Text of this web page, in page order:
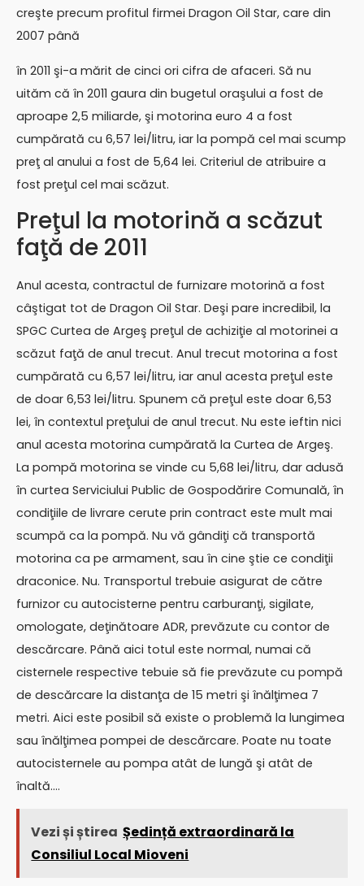
creşte precum profitul firmei Dragon Oil Star, care din
2007 până
în 2011 şi-a mărit de cinci ori cifra de afaceri. Să nu
uităm că în 2011 gaura din bugetul oraşului a fost de
aproape 2,5 miliarde, şi motorina euro 4 a fost
cumpărată cu 6,57 lei/litru, iar la pompă cel mai scump
preţ al anului a fost de 5,64 lei. Criteriul de atribuire a
fost preţul cel mai scăzut.
Preţul la motorină a scăzut
faţă de 2011
Anul acesta, contractul de furnizare motorină a fost
câştigat tot de Dragon Oil Star. Deşi pare incredibil, la
SPGC Curtea de Argeş preţul de achiziţie al motorinei a
scăzut faţă de anul trecut. Anul trecut motorina a fost
cumpărată cu 6,57 lei/litru, iar anul acesta preţul este
de doar 6,53 lei/litru. Spunem că preţul este doar 6,53
lei, în contextul preţului de anul trecut. Nu este ieftin nici
anul acesta motorina cumpărată la Curtea de Argeş.
La pompă motorina se vinde cu 5,68 lei/litru, dar adusă
în curtea Serviciului Public de Gospodărire Comunală, în
condiţiile de livrare cerute prin contract este mult mai
scumpă ca la pompă. Nu vă gândiţi că transportă
motorina ca pe armament, sau în cine ştie ce condiţii
draconice. Nu. Transportul trebuie asigurat de către
furnizor cu autocisterne pentru carburanţi, sigilate,
omologate, deţinătoare ADR, prevăzute cu contor de
descărcare. Până aici totul este normal, numai că
cisternele respective tebuie să fie prevăzute cu pompă
de descărcare la distanţa de 15 metri şi înălţimea 7
metri. Aici este posibil să existe o problemă la lungimea
sau înălţimea pompei de descărcare. Poate nu toate
autocisternele au pompa atât de lungă şi atât de
înaltă….
Vezi și știrea Ședință extraordinară la
Consiliul Local Mioveni